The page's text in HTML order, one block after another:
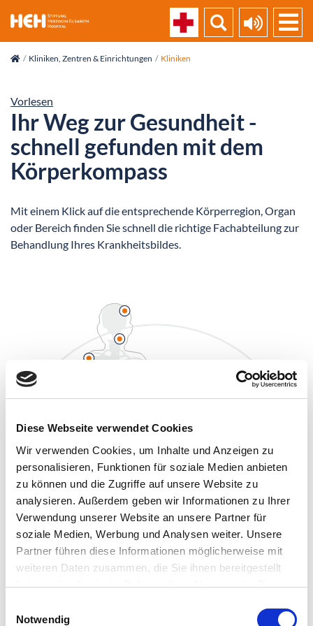
Diese Webseite verwendet Cookies
Wir verwenden Cookies, um Inhalte und Anzeigen zu
personalisieren, Funktionen für soziale Medien anbieten
zu können und die Zugriffe auf unsere Website zu
analysieren. Außerdem geben wir Informationen zu Ihrer
Verwendung unserer Website an unsere Partner für
soziale Medien, Werbung und Analysen weiter. Unsere
Partner führen diese Informationen möglicherweise mit
weiteren Daten zusammen, die Sie ihnen bereitgestellt
haben oder die sie im Rahmen Ihrer Nutzung der Dienste
Notwendig
Kliniken, Zentren & Einrichtungen Kliniken
Vorlesen
Ihr Weg zur Gesundheit -
schnell gefunden mit dem
Körperkompass
Mit einem Klick auf die entsprechende Körperregion, Organ
oder Bereich finden Sie schnell die richtige Fachabteilung zur
Behandlung Ihres Krankheitsbildes.